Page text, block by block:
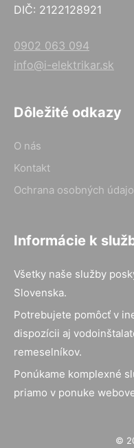
DIČ: 2122128921
0902 063 094
info@i-elektrikar.sk
Dôležité odkazy
O nás
Kontakt
Ochrana osobných
Informácie k
Všetky naše služby
Slovenska.
Potrebujete pomôcť v
dispozícii aj
remeselníkov.
Ponúkame komplexné
priamo v ponuke
©